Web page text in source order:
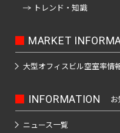
トレンド・知識
MARKET
大型オフィスビル空室率情
INFORMATION
ニュース一覧